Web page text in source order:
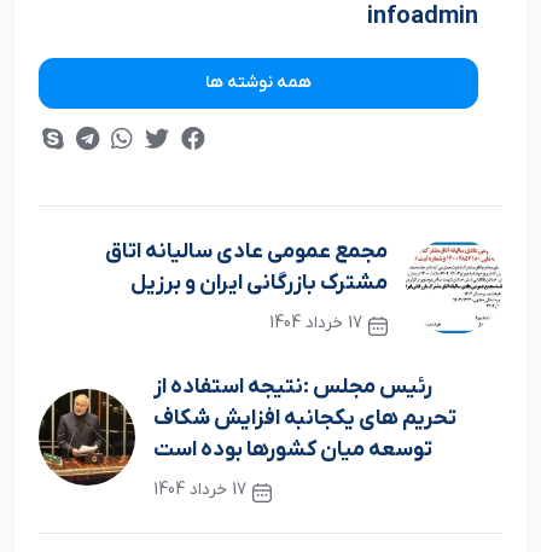
infoadmin
همه نوشته ها
مجمع عمومی عادی سالیانه اتاق
مشترک بازرگانی ایران و برزیل
17 خرداد 1404
رئیس مجلس :نتیجه استفاده از
تحریم های یکجانبه افزایش شکاف
توسعه میان کشورها بوده است
17 خرداد 1404
نوشته بعدی